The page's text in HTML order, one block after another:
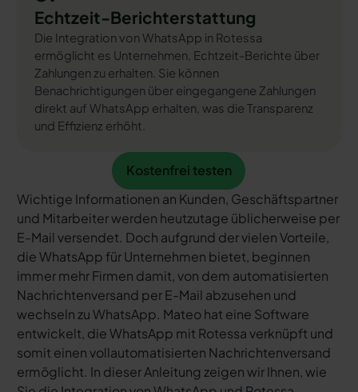
Echtzeit-Berichterstattung
Die Integration von WhatsApp in Rotessa
ermöglicht es Unternehmen, Echtzeit-Berichte über
Zahlungen zu erhalten. Sie können
Benachrichtigungen über eingegangene Zahlungen
direkt auf WhatsApp erhalten, was die Transparenz
und Effizienz erhöht.
Kostenfrei testen
Kostenfrei testen
Wichtige Informationen an Kunden, Geschäftspartner
und Mitarbeiter werden heutzutage üblicherweise per
E-Mail versendet. Doch aufgrund der vielen Vorteile,
die WhatsApp für Unternehmen bietet, beginnen
immer mehr Firmen damit, von dem automatisierten
Nachrichtenversand per E-Mail abzusehen und
wechseln zu WhatsApp. Mateo hat eine Software
entwickelt, die WhatsApp mit Rotessa verknüpft und
somit einen vollautomatisierten Nachrichtenversand
ermöglicht. In dieser Anleitung zeigen wir Ihnen, wie